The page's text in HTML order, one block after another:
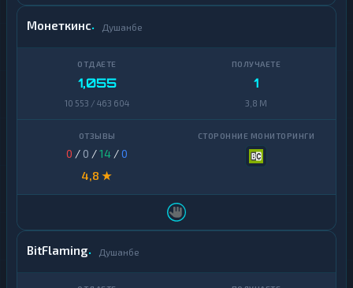
Монеткинс Душанбе
1,055
10 553 / 463 604
1
3,8 M
0 / 0 /14 /0
4,8 ★
BitFlaming Душанбе